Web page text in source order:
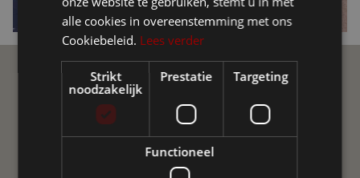
Ellio Community
Trete der Ellio Community auf Social Media bei! Tausche
dich aus mit unabhängigen Gruppen und Ellio-Nutzern
Fragen zu beantworten oder Erfahrungen
alle cookies in overeenstemming met ons
Cookiebeleid. Lees verder
Strikt
noodzakelijk
Prestatie Targeting
Functioneel